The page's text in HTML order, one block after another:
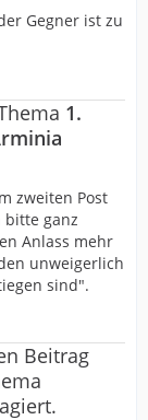
Gegner ist zu
1.
zweiten Post
bitte ganz
Anlass mehr
unweigerlich
sind".
Beitrag